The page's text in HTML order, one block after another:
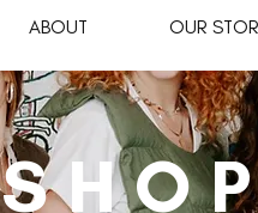
ABOUT OUR